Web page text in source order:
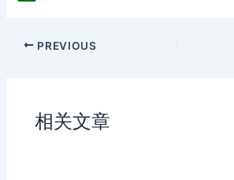
W
n
PREVIOUS
相关文章